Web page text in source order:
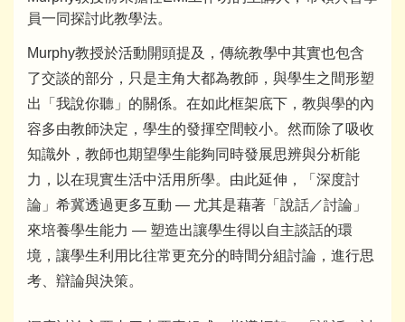
員一同探討此教學法。
Murphy教授於活動開頭提及，傳統教學中其實也包含
了交談的部分，只是主角大都為教師，與學生之間形塑
出「我說你聽」的關係。在如此框架底下，教與學的內
容多由教師決定，學生的發揮空間較小。然而除了吸收
知識外，教師也期望學生能夠同時發展思辨與分析能
力，以在現實生活中活用所學。由此延伸，「深度討
論」希冀透過更多互動 — 尤其是藉著「說話／討論」
來培養學生能力 — 塑造出讓學生得以自主談話的環
境，讓學生利用比往常更充分的時間分組討論，進行思
考、辯論與決策。